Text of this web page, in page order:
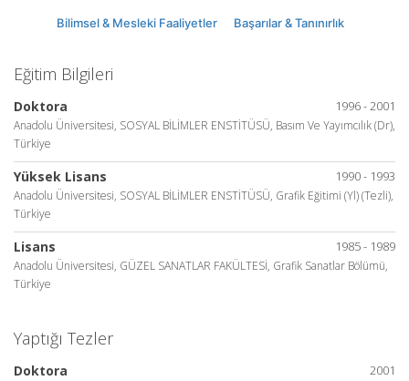
Bilimsel & Mesleki Faaliyetler Başarılar & Tanınırlık
Eğitim Bilgileri
1996 - 2001
Doktora
Anadolu Üniversitesi, SOSYAL BİLİMLER ENSTİTÜSÜ, Basım Ve Yayımcılık (Dr),
Türkiye
1990 - 1993
Yüksek Lisans
Anadolu Üniversitesi, SOSYAL BİLİMLER ENSTİTÜSÜ, Grafik Eğitimi (Yl) (Tezli),
Türkiye
1985 - 1989
Lisans
Anadolu Üniversitesi, GÜZEL SANATLAR FAKÜLTESİ, Grafik Sanatlar Bölümü,
Türkiye
Yaptığı Tezler
2001
Doktora